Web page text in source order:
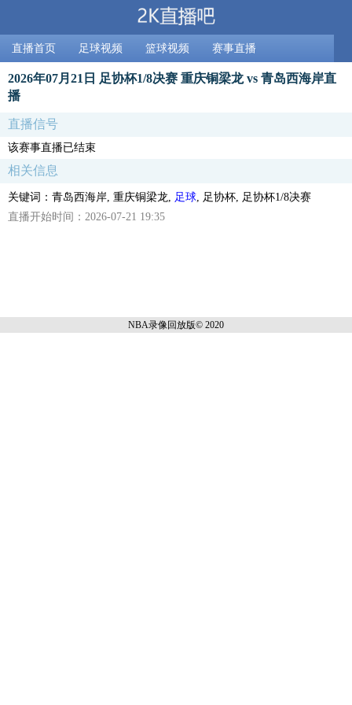
直播首页 足球视频 篮球视频 赛事直播
2026年07月21日 足协杯1/8决赛 重庆铜梁龙 vs 青岛西海岸直
播
直播信号
该赛事直播已结束
相关信息
关键词：青岛西海岸, 重庆铜梁龙, 足球 , 足协杯, 足协杯1/8决赛
直播开始时间：2026-07-21 19:35
NBA录像回放版© 2020